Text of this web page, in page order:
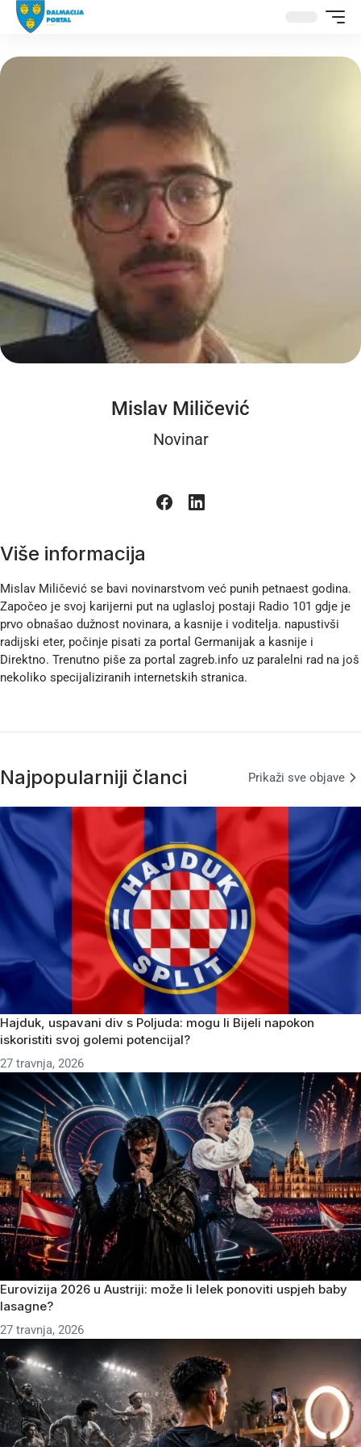
Mislav Miličević
Novinar
Više informacija
Mislav Miličević se bavi novinarstvom već punih petnaest godina.
Započeo je svoj karijerni put na uglasloj postaji Radio 101 gdje je
prvo obnašao dužnost novinara, a kasnije i voditelja. napustivši
radijski eter, počinje pisati za portal Germanijak a kasnije i
Direktno. Trenutno piše za portal zagreb.info uz paralelni rad na još
nekoliko specijaliziranih internetskih stranica.
Najpopularniji članci Prikaži sve objave
Hajduk, uspavani div s Poljuda: mogu li Bijeli napokon
iskoristiti svoj golemi potencijal?
27 travnja, 2026
Eurovizija 2026 u Austriji: može li lelek ponoviti uspjeh baby
lasagne?
27 travnja, 2026